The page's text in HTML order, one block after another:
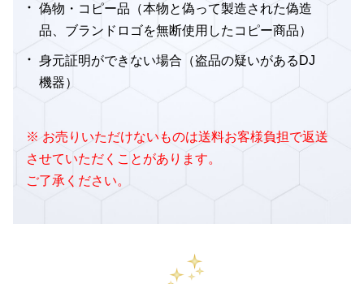
偽物・コピー品（本物と偽って製造された偽造
品、ブランドロゴを無断使用したコピー商品）
身元証明ができない場合（盗品の疑いがあるDJ
機器）
※ お売りいただけないものは送料お客様負担で返送
させていただくことがあります。
ご了承ください。